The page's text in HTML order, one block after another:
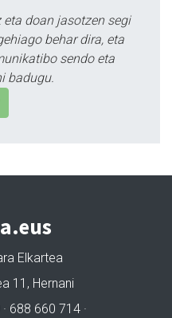
eta doan jasotzen segi
behar dira, eta
sendo eta
badugu.
Elkartea
11, Hernani
688 660 714 ·